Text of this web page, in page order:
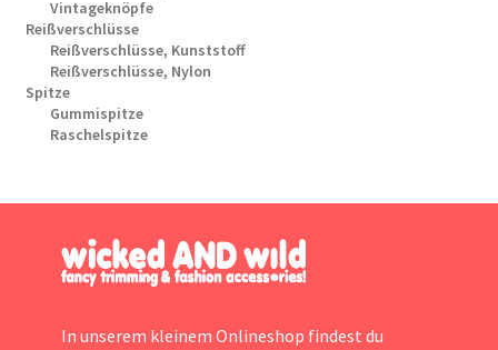
Vintageknöpfe
Reißverschlüsse
Reißverschlüsse, Kunststoff
Reißverschlüsse, Nylon
Spitze
Gummispitze
Raschelspitze
In unserem kleinem Onlineshop findest du